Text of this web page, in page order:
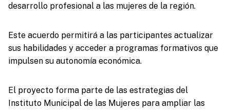
desarrollo profesional a las mujeres de la región.
Este acuerdo permitirá a las participantes actualizar
sus habilidades y acceder a programas formativos que
impulsen su autonomía económica.
El proyecto forma parte de las estrategias del
Instituto Municipal de las Mujeres para ampliar las